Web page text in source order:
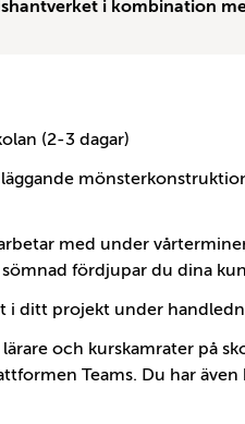
i kombination
(2-3 dagar)
med under
fördjupar du dina
i ditt projekt under
och kurskamrater på
Teams. Du har